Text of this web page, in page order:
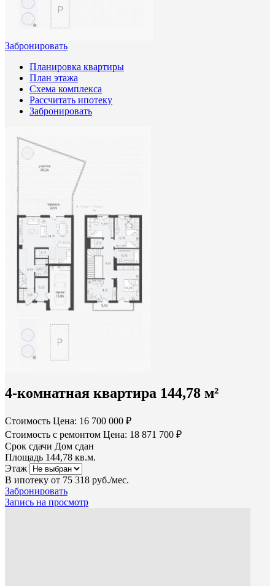
Забронировать
Планировка квартиры
План этажа
Схема комплекса
Рассчитать ипотеку
Забронировать
4-комнатная квартира 144,78 м²
Стоимость Цена: 16 700 000 ₽
Стоимость с ремонтом Цена: 18 871 700 ₽
Срок сдачи Дом сдан
Площадь 144,78 кв.м.
Этаж
В ипотеку от 75 318 руб./мес.
Забронировать
Запись на просмотр